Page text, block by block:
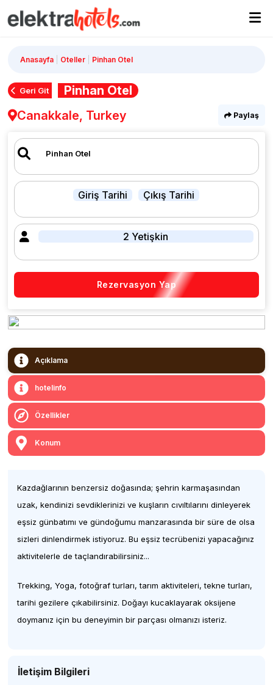
Anasayfa Oteller Pinhan Otel
Geri Git
Pinhan Otel
Canakkale, Turkey
Paylaş
Giriş Tarihi Çıkış Tarihi
2 Yetişkin
Rezervasyon Yap
Açıklama
hotelinfo
Özellikler
Konum
Kazdağlarının benzersiz doğasında; şehrin karmaşasından
uzak, kendinizi sevdiklerinizi ve kuşların cıvıltılarını dinleyerek
eşsiz günbatımı ve gündoğumu manzarasında bir süre de olsa
sizleri dinlendirmek istiyoruz. Bu eşsiz tecrübenizi yapacağınız
aktivitelerle de taçlandırabilirsiniz...
Trekking, Yoga, fotoğraf turları, tarım aktiviteleri, tekne turları,
tarihi gezilere çıkabilirsiniz. Doğayı kucaklayarak oksijene
doymanız için bu deneyimin bir parçası olmanızı isteriz.
İletişim Bilgileri